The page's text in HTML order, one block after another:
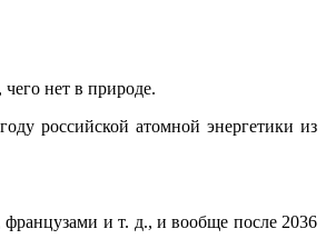
нет в природе.
российской атомной энергетики из
и т. д., и вообще после 2036